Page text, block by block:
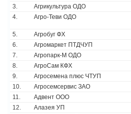
3.
Агрикультура ОДО
4.
Агро-Теви ОДО
5.
Агробуг ФХ
6.
Агромаркет ПТДЧУП
7.
Агропарк-М ОДО
8.
АгроСам КФХ
9.
Агросемена плюс ЧТУП
10.
Агросемсервис ЗАО
11.
Адвент ООО
12.
Алазея УП